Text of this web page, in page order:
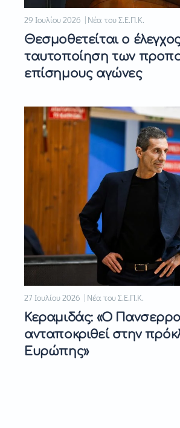
29 Ιουλίου 2026 | Νέα του Σ.Ε.Π.Κ.
Θεσμοθετείται ο
ταυτοποίηση των
επίσημους αγώνες
27 Ιουλίου 2026 | Νέα του Σ.Ε.Π.Κ.
Κεραμιδάς: «Ο
ανταποκριθεί στην
Ευρώπης»